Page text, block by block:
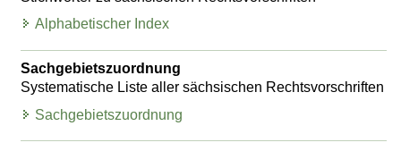
Alphabetischer Index
Sachgebietszuordnung
Systematische Liste aller sächsischen Rechtsvorschriften
Sachgebietszuordnung